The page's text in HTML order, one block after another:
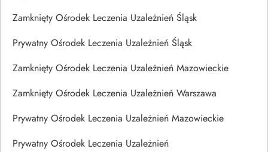
Zamknięty Ośrodek Leczenia Uzależnień Śląsk
Prywatny Ośrodek Leczenia Uzależnień Śląsk
Zamknięty Ośrodek Leczenia Uzależnień Mazowieckie
Zamknięty Ośrodek Leczenia Uzależnień Warszawa
Prywatny Ośrodek Leczenia Uzależnień Mazowieckie
Prywatny Ośrodek Leczenia Uzależnień